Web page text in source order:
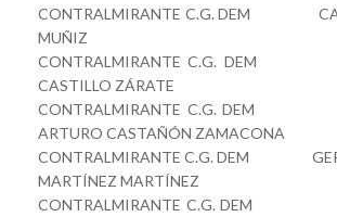
CONTRALMIRANTE C.G. DEM
MUÑIZ
CONTRALMIRANTE C.G.
CASTILLO ZÁRATE
CONTRALMIRANTE C.G. DEM
ARTURO CASTAÑÓN ZAMACONA
CONTRALMIRANTE C.G. DEM
MARTÍNEZ MARTÍNEZ
CONTRALMIRANTE C.G. DEM